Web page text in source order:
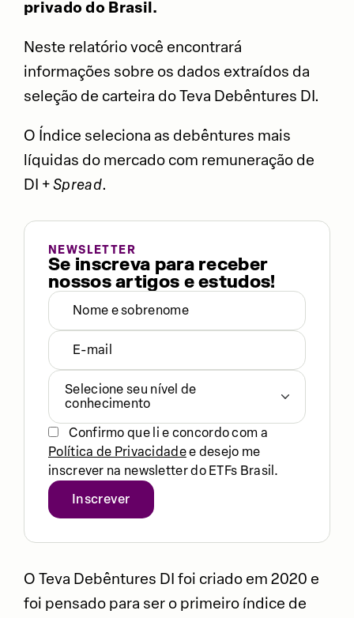
privado do Brasil.
Neste relatório você encontrará
informações sobre os dados extraídos da
seleção de carteira do Teva Debêntures DI.
O Índice seleciona as debêntures mais
líquidas do mercado com remuneração de
DI +Spread.
NEWSLETTER
Se inscreva para receber
nossos artigos e estudos!
Selecione seu nível de
conhecimento
Confirmo que li e concordo com a
Política de Privacidadee desejo me
inscrever na newsletter do ETFs Brasil.
Inscrever
O Teva Debêntures DI foi criado em 2020 e
foi pensado para ser o primeiro índice de